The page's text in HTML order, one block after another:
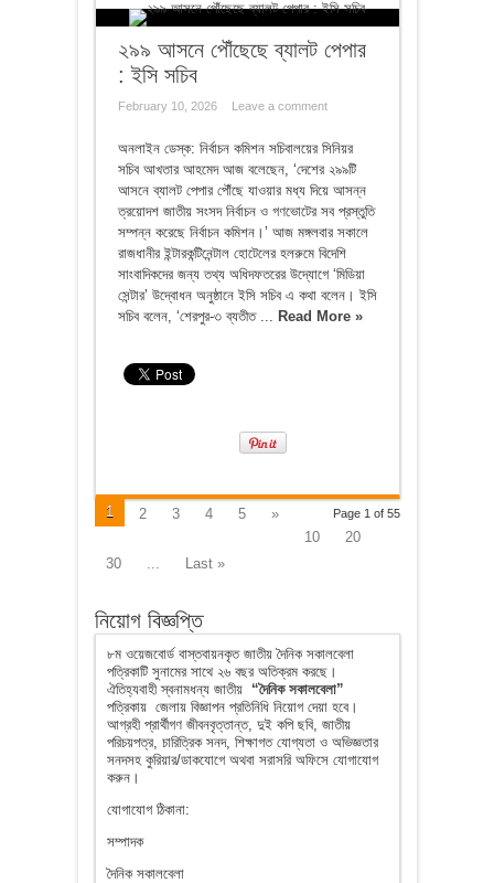
২৯৯ আসনে পৌঁছেছে ব্যালট পেপার
: ইসি সচিব
February 10, 2026 Leave a comment
অনলাইন ডেস্ক: নির্বাচন কমিশন সচিবালয়ের সিনিয়র
সচিব আখতার আহমেদ আজ বলেছেন, ‘দেশের ২৯৯টি
আসনে ব্যালট পেপার পৌঁছে যাওয়ার মধ্য দিয়ে আসন্ন
ত্রয়োদশ জাতীয় সংসদ নির্বাচন ও গণভোটের সব প্রস্তুতি
সম্পন্ন করেছে নির্বাচন কমিশন।’ আজ মঙ্গলবার সকালে
রাজধানীর ইন্টারকন্টিনেন্টাল হোটেলের হলরুমে বিদেশি
সাংবাদিকদের জন্য তথ্য অধিদফতরের উদ্যোগে ‘মিডিয়া
সেন্টার’ উদ্বোধন অনুষ্ঠানে ইসি সচিব এ কথা বলেন। ইসি
সচিব বলেন, ‘শেরপুর-৩ ব্যতীত ... Read More »
Page 1 of 55
1 2 3 4 5
»
10
20
30
... Last »
নিয়োগ বিজ্ঞপ্তি
৮ম ওয়েজবোর্ড বাস্তবায়নকৃত জাতীয় দৈনিক সকালবেলা
পত্রিকাটি সুনামের সাথে ২৬ বছর অতিক্রম করছে।
ঐতিহ্যবাহী স্বনামধন্য জাতীয় “দৈনিক সকালবেলা”
পত্রিকায় জেলায় বিজ্ঞাপন প্রতিনিধি নিয়োগ দেয়া হবে।
আগ্রহী প্রার্থীগণ জীবনবৃত্তান্ত, দুই কপি ছবি, জাতীয়
পরিচয়পত্র, চারিত্রিক সনদ, শিক্ষাগত যোগ্যতা ও অভিজ্ঞতার
সনদসহ কুরিয়ার/ডাকযোগে অথবা সরাসরি অফিসে যোগাযোগ
করুন।
যোগাযোগ ঠিকানা:
সম্পাদক
দৈনিক সকালবেলা